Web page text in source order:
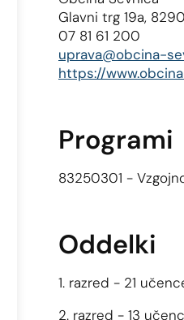
Glavni trg 19a,
07 81 61 200
uprava@obcina-
https://
Programi
83250301 -
Oddelki
1. razred - 21
2. razred - 13